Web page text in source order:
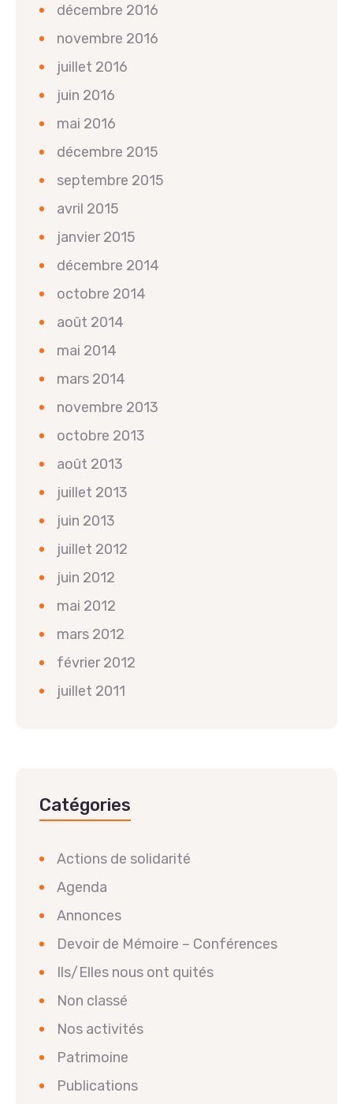
décembre 2016
novembre 2016
juillet 2016
juin 2016
mai 2016
décembre 2015
septembre 2015
avril 2015
janvier 2015
décembre 2014
octobre 2014
août 2014
mai 2014
mars 2014
novembre 2013
octobre 2013
août 2013
juillet 2013
juin 2013
juillet 2012
juin 2012
mai 2012
mars 2012
février 2012
juillet 2011
Catégories
Actions de solidarité
Agenda
Annonces
Devoir de Mémoire – Conférences
Ils/Elles nous ont quités
Non classé
Nos activités
Patrimoine
Publications